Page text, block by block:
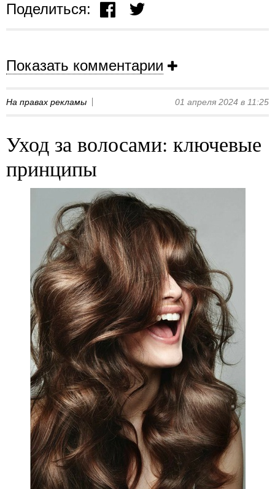
Поделиться:
Показать комментарии
На правах рекламы 01 апреля 2024 в 11:25
Уход за волосами: ключевые
принципы